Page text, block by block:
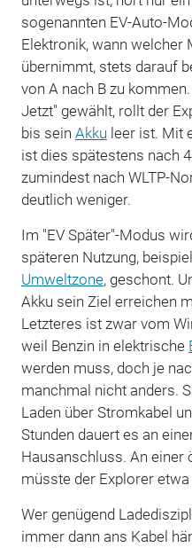
sogenannten EV-Auto-
Elektronik, wann welcher
übernimmt, stets darauf
von A nach B zu
Jetzt" gewählt, rollt der
bis sein Akku leer ist. Mit
ist dies spätestens nach
zumindest nach WLTP-
deutlich weniger.
Im "EV Später"-Modus
späteren Nutzung,
Umweltzone, geschont.
Akku sein Ziel erreichen
Letzteres ist zwar vom
weil Benzin in elektrische
werden muss, doch je
manchmal nicht anders.
Laden über Stromkabel
Stunden dauert es an
Hausanschluss. An einer
müsste der Explorer
Wer genügend
immer dann ans Kabel